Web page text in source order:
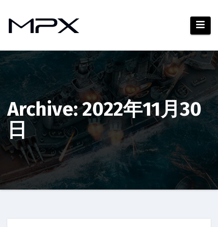
ツ
ッ
プ
Archive: 2022年11月30
日